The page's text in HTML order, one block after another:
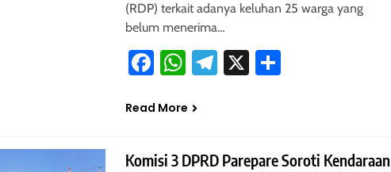
(RDP) terkait adanya keluhan 25 warga yang
belum menerima…
Facebook
WhatsApp
Telegram
X Share
Read More
Komisi 3 DPRD Parepare Soroti Kendaraan